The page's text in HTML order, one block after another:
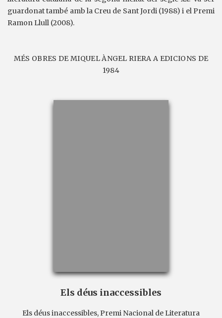
guardonat també amb la Creu de Sant Jordi (1988) i el Premi
Ramon Llull (2008).
MÉS OBRES DE MIQUEL ÀNGEL RIERA A EDICIONS DE
1984
Els déus inaccessibles
Els déus inaccessibles, Premi Nacional de Literatura